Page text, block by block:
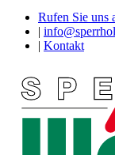
Rufen Sie uns
Kontakt